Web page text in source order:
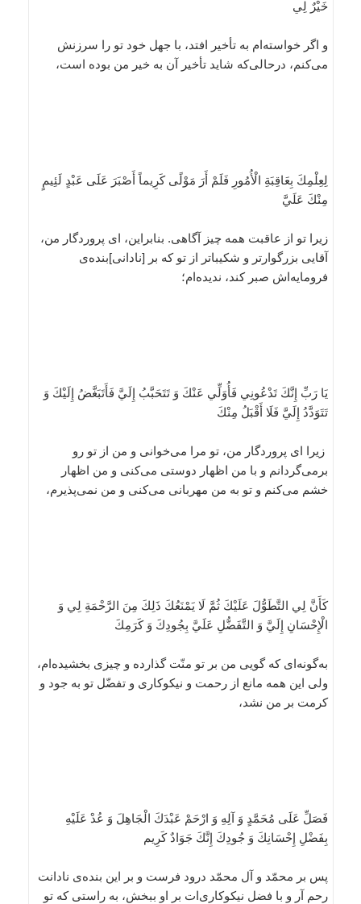
خَيْرٌ لِي
و اگر خواسته‌ام به تأخير افتد، با جهل خود تو را سرزنش
مى‌كنم، درحالى‌كه شايد تأخير آن به خير من بوده است،
لِعِلْمِكَ بِعَاقِبَةِ الْأُمُورِ فَلَمْ أَرَ مَوْلًى كَرِيماً أَصْبَرَ عَلَى عَبْدٍ لَئِيمٍ
مِنْكَ عَلَيَّ
زيرا تو از عاقبت همه چيز آگاهى. بنابراين، اى پروردگار من،
آقايى بزرگوارتر و شكيباتر از تو كه بر [نادانى]بنده‌ى
فرومايه‌اش صبر كند، نديده‌ام؛
يَا رَبِّ إِنَّكَ تَدْعُونِي فَأُوَلِّي عَنْكَ وَ تَتَحَبَّبُ إِلَيَّ فَأَتَبَغَّضُ إِلَيْكَ وَ
تَتَوَدَّدُ إِلَيَّ فَلَا أَقْبَلُ مِنْكَ
زيرا اى پروردگار من، تو مرا مى‌خوانى و من از تو رو
برمى‌گردانم و با من اظهار دوستى مى‌كنى و من اظهار
خشم مى‌كنم و تو به من مهربانى مى‌كنى و من نمى‌پذيرم،
كَأَنَّ لِي التَّطَوُّلَ عَلَيْكَ ثُمَّ لَا يَمْنَعُكَ ذَلِكَ مِنَ الرَّحْمَةِ لِي وَ
الْإِحْسَانِ إِلَيَّ وَ التَّفَضُّلِ عَلَيَّ بِجُودِكَ وَ كَرَمِكَ
به‌گونه‌اى كه گويى من بر تو منّت گذارده و چيزى بخشيده‌ام،
ولى اين همه مانع از رحمت و نيكوكارى و تفضّل تو به جود و
كرمت بر من نشد،
فَصَلِّ عَلَى مُحَمَّدٍ وَ آلِهِ وَ ارْحَمْ عَبْدَكَ الْجَاهِلَ وَ عُدْ عَلَيْهِ
بِفَضْلِ إِحْسَانِكَ وَ جُودِكَ إِنَّكَ جَوَادٌ كَرِيم‏
پس بر محمّد و آل محمّد درود فرست و بر اين بنده‌ى نادانت
رحم آر و با فضل نيكوكارى‌ات بر او ببخش، به راستى كه تو